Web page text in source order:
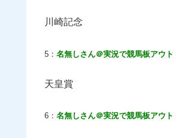
川崎記念
5： 名無しさん＠実況で競馬板アウト
天皇賞
6： 名無しさん＠実況で競馬板アウト